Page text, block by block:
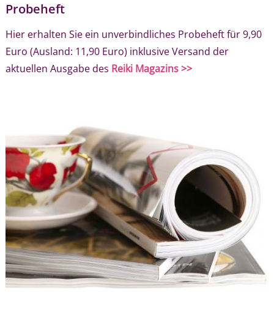
Probeheft
Hier erhalten Sie ein unverbindliches Probeheft für 9,90
Euro (Ausland: 11,90 Euro) inklusive Versand der
aktuellen Ausgabe des Reiki Magazins >>